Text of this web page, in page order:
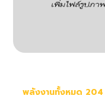
พลังงานทั้งหมด 204